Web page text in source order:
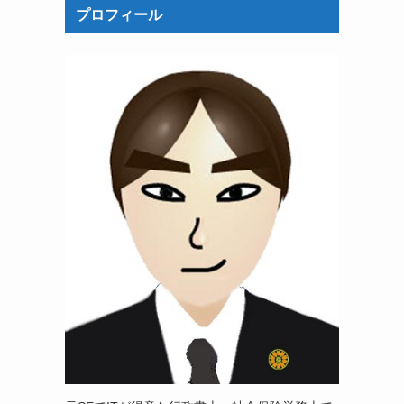
プロフィール